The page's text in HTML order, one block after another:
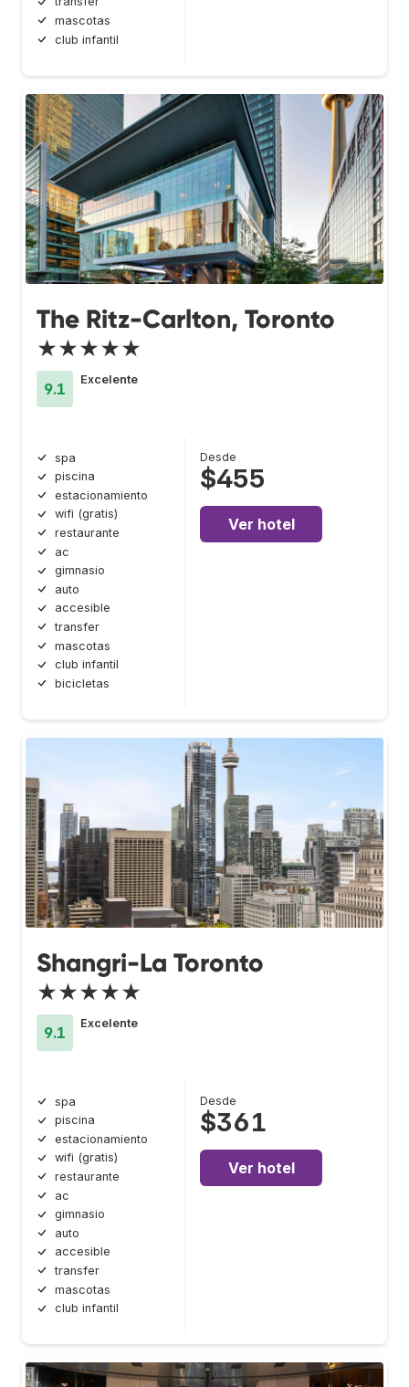
mascotas
club infantil
The Ritz-Carlton, Toronto
★★★★★
9.1
Excelente
spa
piscina
estacionamiento
wifi (gratis)
restaurante
ac
gimnasio
auto
accesible
transfer
mascotas
club infantil
bicicletas
Desde
$455
Ver hotel
Shangri-La Toronto
★★★★★
9.1
Excelente
spa
piscina
estacionamiento
wifi (gratis)
restaurante
ac
gimnasio
auto
accesible
transfer
mascotas
club infantil
Desde
$361
Ver hotel